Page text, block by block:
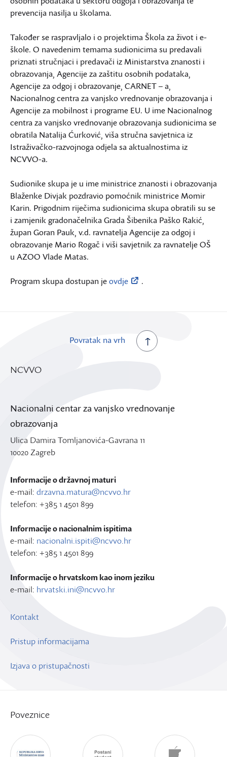
prevencija nasilja u školama.
Također se raspravljalo i o projektima Škola za život i e-
škole. O navedenim temama sudionicima su predavali
priznati stručnjaci i predavači iz Ministarstva znanosti i
obrazovanja, Agencije za zaštitu osobnih podataka,
Agencije za odgoj i obrazovanje, CARNET – a,
Nacionalnog centra za vanjsko vrednovanje obrazovanja i
Agencije za mobilnost i programe EU. U ime Nacionalnog
centra za vanjsko vrednovanje obrazovanja sudionicima se
obratila Natalija Ćurković, viša stručna savjetnica iz
Istraživačko-razvojnoga odjela sa aktualnostima iz
NCVVO-a.
Sudionike skupa je u ime ministrice znanosti i obrazovanja
Blaženke Divjak pozdravio pomoćnik ministrice Momir
Karin. Prigodnim riječima sudionicima skupa obratili su se
i zamjenik gradonačelnika Grada Šibenika Paško Rakić,
župan Goran Pauk, v.d. ravnatelja Agencije za odgoj i
obrazovanje Mario Rogač i viši savjetnik za ravnatelje OŠ
u AZOO Vlade Matas.
Program skupa dostupan jeovdje .
Povratak na vrh
NCVVO
Nacionalni centar za vanjsko vrednovanje
obrazovanja
Ulica Damira Tomljanovića-Gavrana 11
10020 Zagreb
Informacije o državnoj maturi
e-mail: drzavna.matura@ncvvo.hr
telefon: +385 1 4501 899
Informacije o nacionalnim ispitima
e-mail: nacionalni.ispiti@ncvvo.hr
telefon: +385 1 4501 899
Informacije o hrvatskom kao inom jeziku
e-mail: hrvatski.ini@ncvvo.hr
Kontakt
Pristup informacijama
Izjava o pristupačnosti
Poveznice